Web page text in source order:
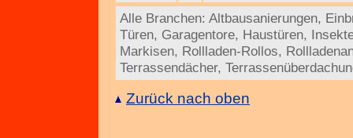
Alle Branchen: Altbausanierungen,
Türen, Garagentore, Haustüren,
Markisen, Rollladen-Rollos,
Terrassendächer,
Zurück nach oben